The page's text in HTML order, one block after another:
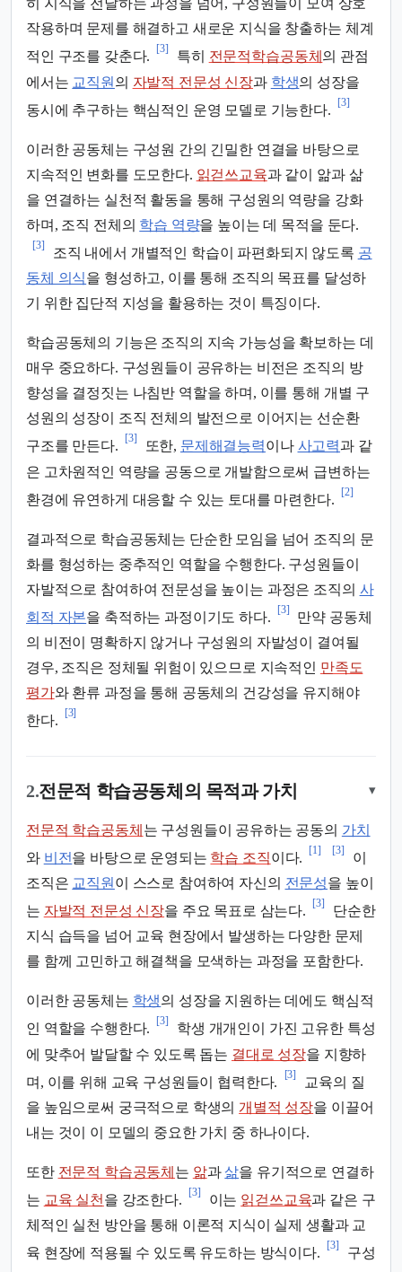
히 지식을 전달하는 과정을 넘어, 구성원들이 모여 상호
작용하며 문제를 해결하고 새로운 지식을 창출하는 체계
적인 구조를 갖춘다.
[3]
특히 전문적학습공동체 의 관점
에서는 교직원 의 자발적 전문성 신장과 학생의 성장을
동시에 추구하는 핵심적인 운영 모델로 기능한다.
[3]
이러한 공동체는 구성원 간의 긴밀한 연결을 바탕으로
지속적인 변화를 도모한다. 읽걷쓰교육과 같이 앎과 삶
을 연결하는 실천적 활동을 통해 구성원의 역량을 강화
하며, 조직 전체의 학습 역량을 높이는 데 목적을 둔다.
[3]
조직 내에서 개별적인 학습이 파편화되지 않도록 공
동체 의식을 형성하고, 이를 통해 조직의 목표를 달성하
기 위한 집단적 지성을 활용하는 것이 특징이다.
학습공동체의 기능은 조직의 지속 가능성을 확보하는 데
매우 중요하다. 구성원들이 공유하는 비전은 조직의 방
향성을 결정짓는 나침반 역할을 하며, 이를 통해 개별 구
성원의 성장이 조직 전체의 발전으로 이어지는 선순환
구조를 만든다.
[3]
또한, 문제해결능력이나 사고력과 같
은 고차원적인 역량을 공동으로 개발함으로써 급변하는
환경에 유연하게 대응할 수 있는 토대를 마련한다.
[2]
결과적으로 학습공동체는 단순한 모임을 넘어 조직의 문
화를 형성하는 중추적인 역할을 수행한다. 구성원들이
자발적으로 참여하여 전문성을 높이는 과정은 조직의 사
회적 자본을 축적하는 과정이기도 하다.
[3]
만약 공동체
의 비전이 명확하지 않거나 구성원의 자발성이 결여될
경우, 조직은 정체될 위험이 있으므로 지속적인 만족도
평가와 환류 과정을 통해 공동체의 건강성을 유지해야
한다.
[3]
2.전문적 학습공동체의 목적과 가치 ▾
전문적 학습공동체 는 구성원들이 공유하는 공동의 가치
와 비전을 바탕으로 운영되는 학습 조직이다.
[1] [3]
이
조직은 교직원 이 스스로 참여하여 자신의 전문성을 높이
는 자발적 전문성 신장을 주요 목표로 삼는다.
[3]
단순한
지식 습득을 넘어 교육 현장에서 발생하는 다양한 문제
를 함께 고민하고 해결책을 모색하는 과정을 포함한다.
이러한 공동체는 학생의 성장을 지원하는 데에도 핵심적
인 역할을 수행한다.
[3]
학생 개개인이 가진 고유한 특성
에 맞추어 발달할 수 있도록 돕는 결대로 성장을 지향하
며, 이를 위해 교육 구성원들이 협력한다.
[3]
교육의 질
을 높임으로써 궁극적으로 학생의 개별적 성장을 이끌어
내는 것이 이 모델의 중요한 가치 중 하나이다.
또한 전문적 학습공동체 는 앎과삶을 유기적으로 연결하
는 교육 실천을 강조한다.
[3]
이는 읽걷쓰교육과 같은 구
체적인 실천 방안을 통해 이론적 지식이 실제 생활과 교
육 현장에 적용될 수 있도록 유도하는 방식이다.
[3]
구성